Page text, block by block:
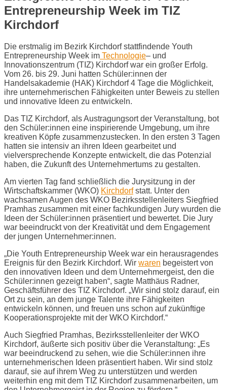
Entrepreneurship Week im TIZ
Kirchdorf
Die erstmalig im Bezirk Kirchdorf stattfindende Youth
Entrepreneurship Week im Technologie– und
Innovationszentrum (TIZ) Kirchdorf war ein großer Erfolg.
Vom 26. bis 29. Juni hatten Schüler:innen der
Handelsakademie (HAK) Kirchdorf 4 Tage die Möglichkeit,
ihre unternehmerischen Fähigkeiten unter Beweis zu stellen
und innovative Ideen zu entwickeln.
Das TIZ Kirchdorf, als Austragungsort der Veranstaltung, bot
den Schüler:innen eine inspirierende Umgebung, um ihre
kreativen Köpfe zusammenzustecken. In den ersten 3 Tagen
hatten sie intensiv an ihren Ideen gearbeitet und
vielversprechende Konzepte entwickelt, die das Potenzial
haben, die Zukunft des Unternehmertums zu gestalten.
Am vierten Tag fand schließlich die Jurysitzung in der
Wirtschaftskammer (WKO) Kirchdorfstatt. Unter den
wachsamen Augen des WKO Bezirksstellenleiters Siegfried
Pramhas zusammen mit einer fachkundigen Jury wurden die
Ideen der Schüler:innen präsentiert und bewertet. Die Jury
war beeindruckt von der Kreativität und dem Engagement
der jungen Unternehmer:innen.
„Die Youth Entrepreneurship Week war ein herausragendes
Ereignis für den Bezirk Kirchdorf. Wir waren begeistert von
den innovativen Ideen und dem Unternehmergeist, den die
Schüler:innen gezeigt haben“, sagte Matthäus Radner,
Geschäftsführer des TIZ Kirchdorf. „Wir sind stolz darauf, ein
Ort zu sein, an dem junge Talente ihre Fähigkeiten
entwickeln können, und freuen uns schon auf zukünftige
Kooperationsprojekte mit der WKO Kirchdorf.“
Auch Siegfried Pramhas, Bezirksstellenleiter der WKO
Kirchdorf, äußerte sich positiv über die Veranstaltung: „Es
war beeindruckend zu sehen, wie die Schüler:innen ihre
unternehmerischen Ideen präsentiert haben. Wir sind stolz
darauf, sie auf ihrem Weg zu unterstützen und werden
weiterhin eng mit dem TIZ Kirchdorf zusammenarbeiten, um